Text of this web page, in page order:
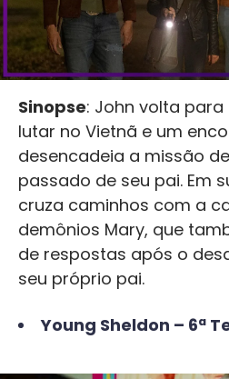
Sinopse: John volta
lutar no Vietnã e um
desencadeia a missão
passado de seu pai. Em
cruza caminhos com a
demônios Mary, que
de respostas após o
seu próprio pai.
Young Sheldon – 6ª